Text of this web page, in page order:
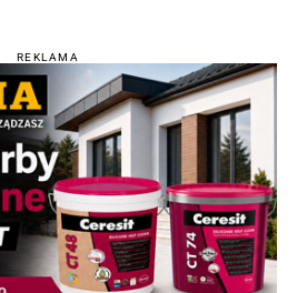
REKLAMA